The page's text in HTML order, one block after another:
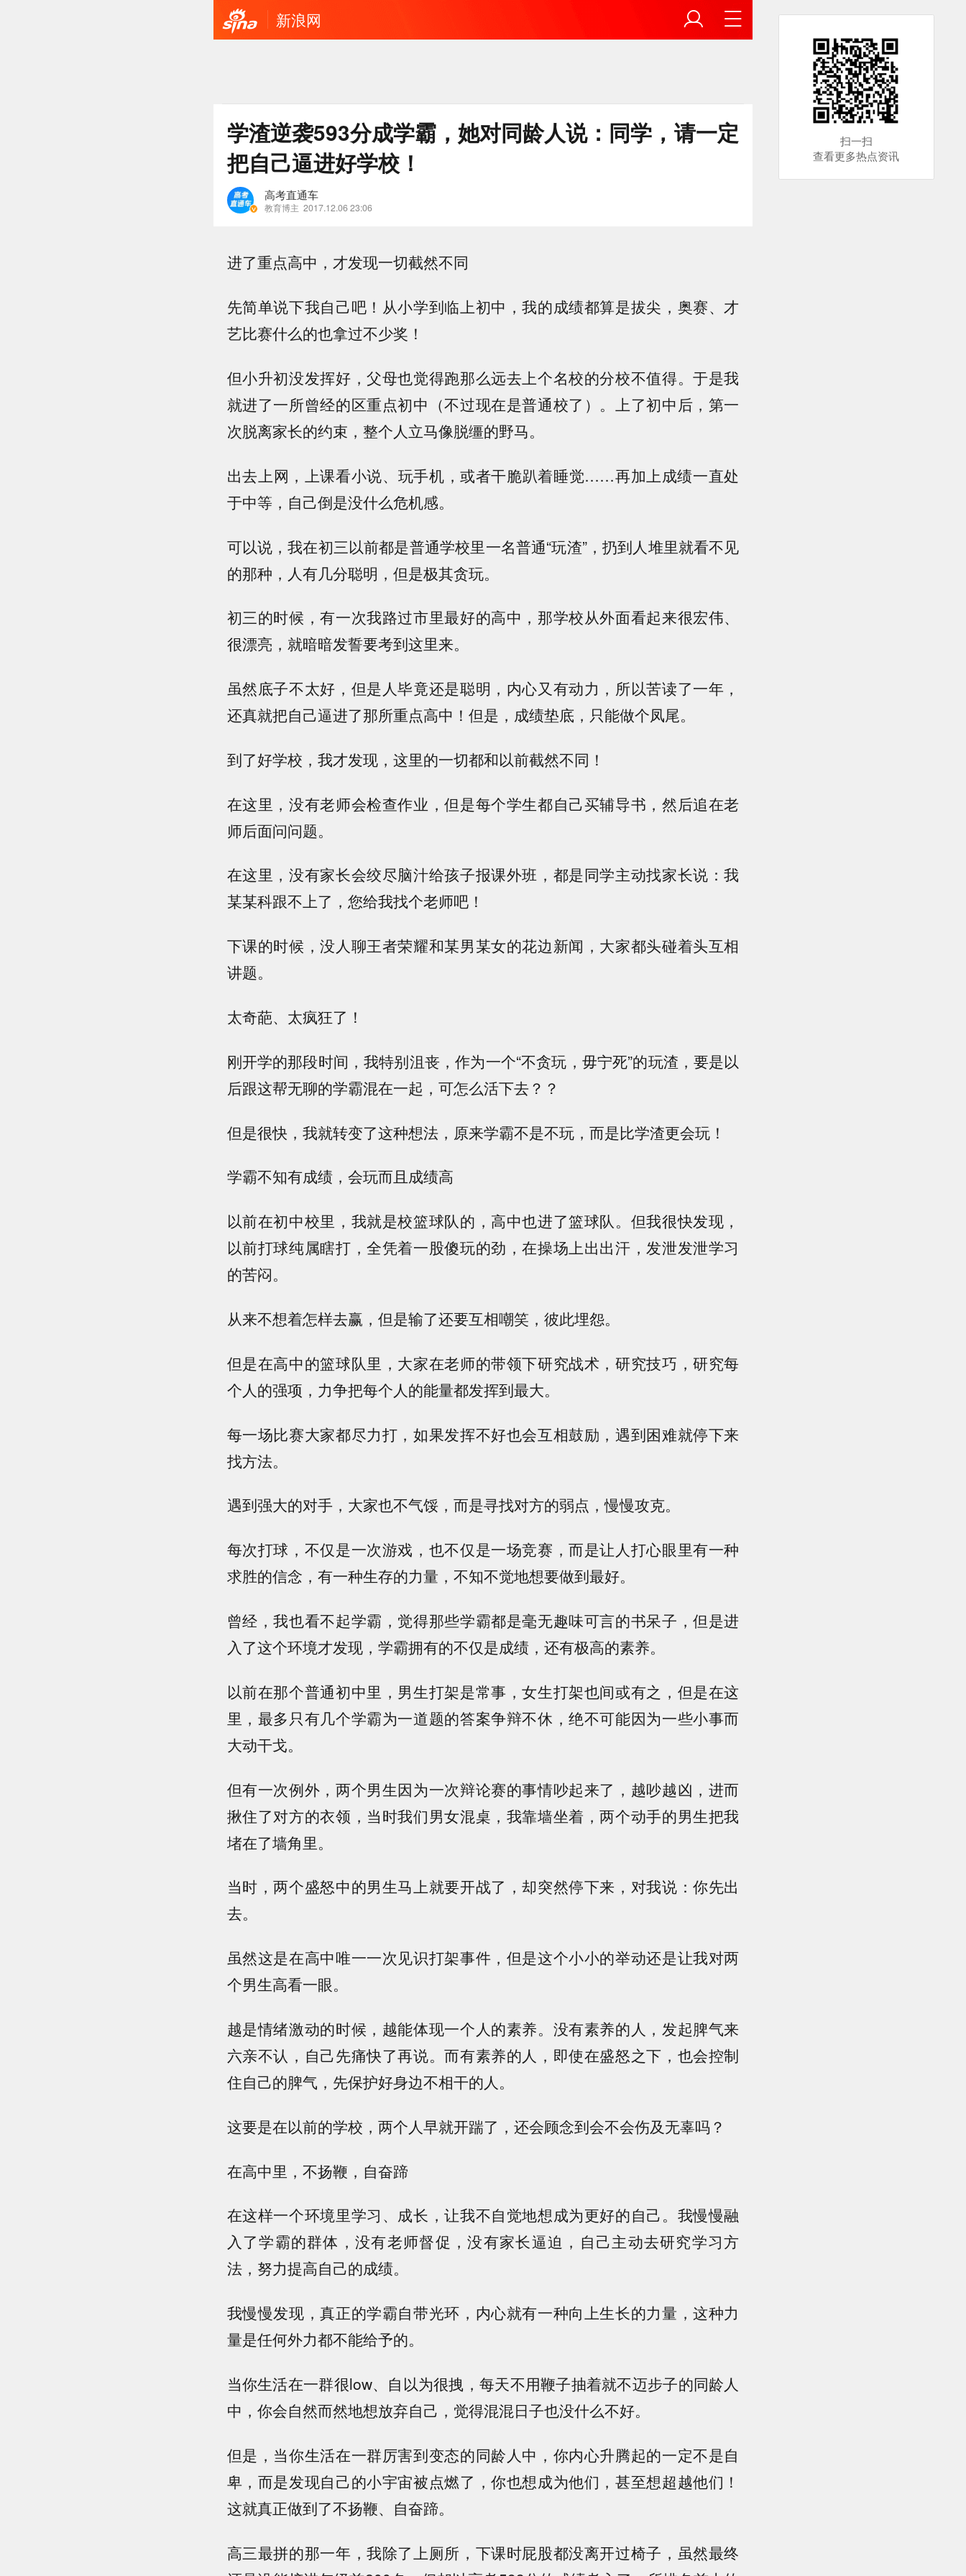
新浪网
学渣逆袭593分成学霸，她对同龄人说：同学，请一定
把自己逼进好学校！
高考直通车
教育博主 2017.12.06 23:06
进了重点高中，才发现一切截然不同
先简单说下我自己吧！从小学到临上初中，我的成绩都算是拔尖，奥赛、才
艺比赛什么的也拿过不少奖！
但小升初没发挥好，父母也觉得跑那么远去上个名校的分校不值得。于是我
就进了一所曾经的区重点初中（不过现在是普通校了）。上了初中后，第一
次脱离家长的约束，整个人立马像脱缰的野马。
出去上网，上课看小说、玩手机，或者干脆趴着睡觉……再加上成绩一直处
于中等，自己倒是没什么危机感。
可以说，我在初三以前都是普通学校里一名普通“玩渣”，扔到人堆里就看不见
的那种，人有几分聪明，但是极其贪玩。
初三的时候，有一次我路过市里最好的高中，那学校从外面看起来很宏伟、
很漂亮，就暗暗发誓要考到这里来。
虽然底子不太好，但是人毕竟还是聪明，内心又有动力，所以苦读了一年，
还真就把自己逼进了那所重点高中！但是，成绩垫底，只能做个凤尾。
到了好学校，我才发现，这里的一切都和以前截然不同！
在这里，没有老师会检查作业，但是每个学生都自己买辅导书，然后追在老
师后面问问题。
在这里，没有家长会绞尽脑汁给孩子报课外班，都是同学主动找家长说：我
某某科跟不上了，您给我找个老师吧！
下课的时候，没人聊王者荣耀和某男某女的花边新闻，大家都头碰着头互相
讲题。
太奇葩、太疯狂了！
刚开学的那段时间，我特别沮丧，作为一个“不贪玩，毋宁死”的玩渣，要是以
后跟这帮无聊的学霸混在一起，可怎么活下去？？
但是很快，我就转变了这种想法，原来学霸不是不玩，而是比学渣更会玩！
学霸不知有成绩，会玩而且成绩高
以前在初中校里，我就是校篮球队的，高中也进了篮球队。但我很快发现，
以前打球纯属瞎打，全凭着一股傻玩的劲，在操场上出出汗，发泄发泄学习
的苦闷。
从来不想着怎样去赢，但是输了还要互相嘲笑，彼此埋怨。
但是在高中的篮球队里，大家在老师的带领下研究战术，研究技巧，研究每
个人的强项，力争把每个人的能量都发挥到最大。
每一场比赛大家都尽力打，如果发挥不好也会互相鼓励，遇到困难就停下来
找方法。
遇到强大的对手，大家也不气馁，而是寻找对方的弱点，慢慢攻克。
每次打球，不仅是一次游戏，也不仅是一场竞赛，而是让人打心眼里有一种
求胜的信念，有一种生存的力量，不知不觉地想要做到最好。
曾经，我也看不起学霸，觉得那些学霸都是毫无趣味可言的书呆子，但是进
入了这个环境才发现，学霸拥有的不仅是成绩，还有极高的素养。
以前在那个普通初中里，男生打架是常事，女生打架也间或有之，但是在这
里，最多只有几个学霸为一道题的答案争辩不休，绝不可能因为一些小事而
大动干戈。
但有一次例外，两个男生因为一次辩论赛的事情吵起来了，越吵越凶，进而
揪住了对方的衣领，当时我们男女混桌，我靠墙坐着，两个动手的男生把我
堵在了墙角里。
当时，两个盛怒中的男生马上就要开战了，却突然停下来，对我说：你先出
去。
虽然这是在高中唯一一次见识打架事件，但是这个小小的举动还是让我对两
个男生高看一眼。
越是情绪激动的时候，越能体现一个人的素养。没有素养的人，发起脾气来
六亲不认，自己先痛快了再说。而有素养的人，即使在盛怒之下，也会控制
住自己的脾气，先保护好身边不相干的人。
这要是在以前的学校，两个人早就开踹了，还会顾念到会不会伤及无辜吗？
在高中里，不扬鞭，自奋蹄
在这样一个环境里学习、成长，让我不自觉地想成为更好的自己。我慢慢融
入了学霸的群体，没有老师督促，没有家长逼迫，自己主动去研究学习方
法，努力提高自己的成绩。
我慢慢发现，真正的学霸自带光环，内心就有一种向上生长的力量，这种力
量是任何外力都不能给予的。
当你生活在一群很low、自以为很拽，每天不用鞭子抽着就不迈步子的同龄人
中，你会自然而然地想放弃自己，觉得混混日子也没什么不好。
但是，当你生活在一群厉害到变态的同龄人中，你内心升腾起的一定不是自
卑，而是发现自己的小宇宙被点燃了，你也想成为他们，甚至想超越他们！
这就真正做到了不扬鞭、自奋蹄。
高三最拼的那一年，我除了上厕所，下课时屁股都没离开过椅子，虽然最终
扫一扫
查看更多热点资讯